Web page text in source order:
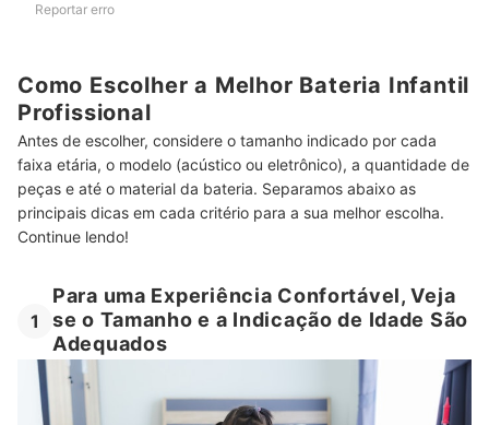
Reportar erro
Como Escolher a Melhor Bateria Infantil
Profissional
Antes de escolher, considere o tamanho indicado por cada
faixa etária, o modelo (acústico ou eletrônico), a quantidade de
peças e até o material da bateria. Separamos abaixo as
principais dicas em cada critério para a sua melhor escolha.
Continue lendo!
1
Para uma Experiência Confortável, Veja
se o Tamanho e a Indicação de Idade São
Adequados